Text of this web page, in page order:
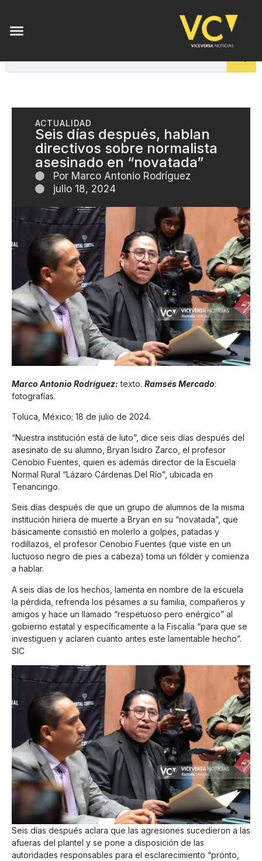
ACTUALIDAD
Seis días después, hablan
directivos sobre normalista
asesinado en “novatada”
Por Marco Antonio Rodríguez
julio 18, 2024
Marco Antonio Rodríguez: texto. Ramsés Mercado:
fotografías.
Toluca, México; 18 de julio de 2024.
“Nuestra institución está de luto”, dice seis días después del
asesinato de su alumno, Bryan Isidro Zarco, el profesor
Cenobio Fuentes, quien es además director de la Escuela
Normal Rural “Lázaro Cárdenas Del Río”, ubicada en
Tenancingo.
Seis días después de que un grupo de alumnos de la misma
institución hiriera de muerte a Bryan en su “novatada”, que
básicamente consistió en molerlo a golpes, patadas y
rodillazos, el profesor Cenobio Fuentes (que viste en un
luctuoso negro de pies a cabeza) toma un fólder y comienza
a hablar.
A seis días de los hechos, lamenta en nombre de la escuela
la pérdida, refrenda los pésames a su familia, compañeros y
amigos y hace un llamado “respetuoso pero enérgico” al
gobierno estatal y específicamente a la Fiscalía “para que se
investiguen y aclaren cuanto antes este lamentable hecho”.
SIC
Seis días después aclara que las agresiones sucedieron a las
afueras del plantel y se pone a disposición de las
autoridades responsables para el esclarecimiento “pronto,